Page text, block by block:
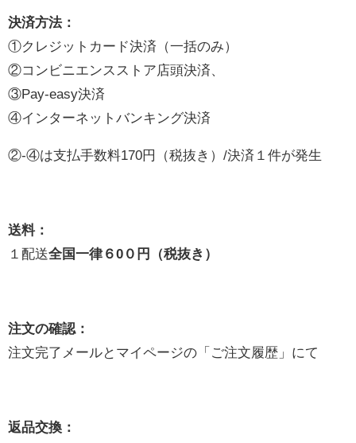
決済方法：
①クレジットカード決済（一括のみ）
②コンビニエンスストア店頭決済、
③Pay-easy決済
④インターネットバンキング決済
②-④は支払手数料170円（税抜き）/決済１件が発生
送料：
１配送全国一律６0０円（税抜き）
注文の確認：
注文完了メールとマイページの「ご注文履歴」にて
返品交換：